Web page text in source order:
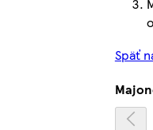
Späť